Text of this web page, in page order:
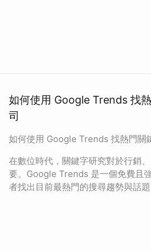
如何使用 Google Trends 找
司
如何使用 Google Trends 找熱門關
在數位時代，關鍵字研究對於行銷
要。Google Trends 是一個免費且
者找出目前最熱門的搜尋趨勢與話題